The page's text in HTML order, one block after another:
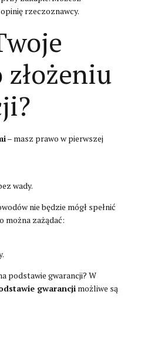
rzeczoznawcy.
– masz prawo w pierwszej
wady.
nie będzie mógł spełnić
można zażądać:
podstawie gwarancji? W
gwarancji możliwe są